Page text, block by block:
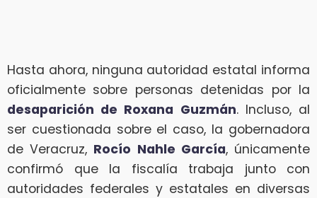
Hasta ahora, ninguna autoridad estatal informa
oficialmente sobre personas detenidas por la
desaparición de Roxana Guzmán. Incluso, al
ser cuestionada sobre el caso, la gobernadora
de Veracruz, Rocío Nahle García, únicamente
confirmó que la fiscalía trabaja junto con
autoridades federales y estatales en diversas